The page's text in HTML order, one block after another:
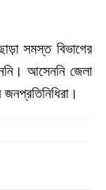
সমস্ত বিভাগের
আসেননি জেলা